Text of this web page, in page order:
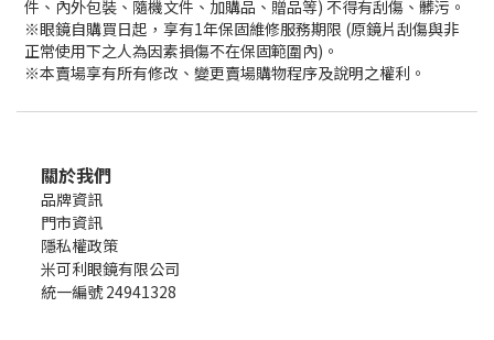
件、內外包裝、隨機文件、加購品、贈品等) 不得有刮傷、髒污。
※眼鏡自購買日起，享有1年保固維修服務期限 (原鏡片刮傷與非
正常使用下之人為因素損傷不在保固範圍內)。
※本賣場享有所有修改、變更賣場購物程序及說明之權利。
關於我們
品牌資訊
門市資訊
隱私權政策
米可利眼鏡有限公司
統一編號 24941328